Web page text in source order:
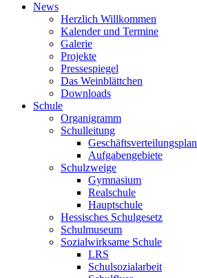
News
Herzlich Willkommen
Kalender und Termine
Galerie
Projekte
Pressespiegel
Das Weinblättchen
Downloads
Schule
Organigramm
Schulleitung
Geschäftsverteilungsplan
Aufgabengebiete
Schulzweige
Gymnasium
Realschule
Hauptschule
Hessisches Schulgesetz
Schulmuseum
Sozialwirksame Schule
LRS
Schulsozialarbeit